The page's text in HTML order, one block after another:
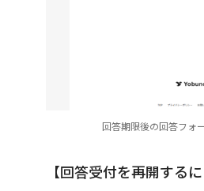
回答期限後の回答フォ
【回答受付を再開するに